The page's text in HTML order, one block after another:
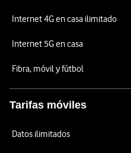
Internet 4G en casa ilimitado
Internet 5G en casa
Fibra, móvil y fútbol
Tarifas móviles
Datos ilimitados